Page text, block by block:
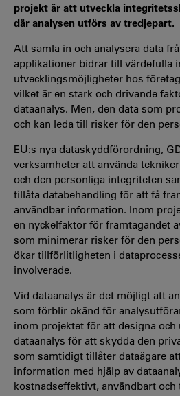
projekt är att utveckla
där analysen utförs av tredjepart.
Att samla in och analysera data
applikationer bidrar till värdefulla
utvecklingsmöjligheter hos
vilket är en stark och drivande
dataanalys. Men, den data som
och kan leda till risker för den
EU:s nya dataskyddförordning,
verksamheter att använda
och den personliga integriteten
tillåta databehandling för att få
användbar information. Inom
en nyckelfaktor för framtagandet
som minimerar risker för den
ökar tillförlitligheten i
involverade.
Vid dataanalys är det möjligt att
som förblir okänd för
inom projektet för att designa
dataanalys för att skydda den
som samtidigt tillåter dataägare
information med hjälp av
kostnadseffektivt, användbart